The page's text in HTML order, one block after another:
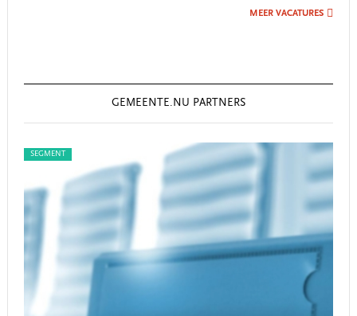
MEER VACATURES
GEMEENTE.NU PARTNERS
SEGMENT